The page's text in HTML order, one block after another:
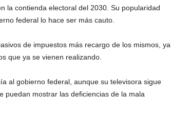
la contienda electoral del 2030. Su popularidad
federal lo hace ser más cauto.
de impuestos más recargo de los mismos, ya
que ya se vienen realizando.
al gobierno federal, aunque su televisora sigue
puedan mostrar las deficiencias de la mala